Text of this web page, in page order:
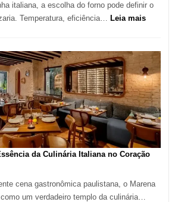
Isso
italiana, a escolha do forno pode definir o
Temperatura, eficiência… Leia mais:
Como
Escolher
o
Forno
Ideal
para
sua
Pizzaria
da Culinária Italiana no Coração
cena gastronômica paulistana, o Marena
um verdadeiro templo da culinária…